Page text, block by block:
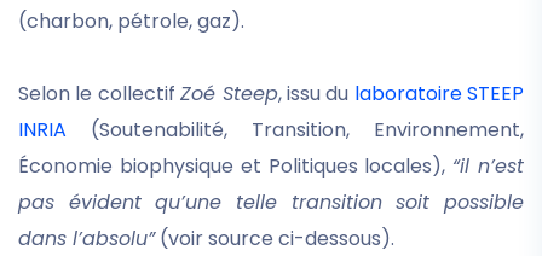
(charbon, pétrole, gaz).
Selon le collectifZoé Steep, issu du laboratoire STEEP
INRIA (Soutenabilité, Transition, Environnement,
Économie biophysique et Politiques locales), “il n’est
pas évident qu’une telle transition soit possible
dans l’absolu”(voir source ci-dessous).